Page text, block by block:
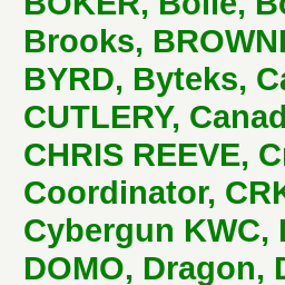
Brooks,
BYRD, Byteks,
CUTLERY,
CHRIS REEVE,
Coordinator,
Cybergun KWC,
DOMO, Dragon,